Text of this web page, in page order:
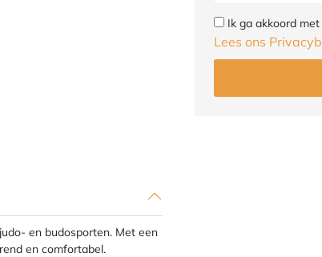
Ik ga akkoord
Lees ons
en budosporten. Met een
en comfortabel.